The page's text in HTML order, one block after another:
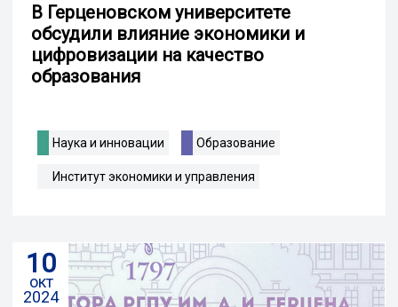
В Герценовском университете
обсудили влияние экономики и
цифровизации на качество
образования
Наука и инновации Образование
Институт экономики и управления
10
окт
2024